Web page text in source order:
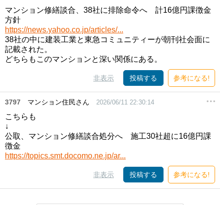
マンション修繕談合、38社に排除命令へ 計16億円課徴金
方針
https://news.yahoo.co.jp/articles/...
38社の中に建装工業と東急コミュニティーが朝刊社会面に
記載された。
どちらもこのマンションと深い関係にある。
非表示 投稿する 参考になる!
3797 マンション住民さん 2026/06/11 22:30:14
こちらも
↓
公取、マンション修繕談合処分へ 施工30社超に16億円課
徴金
https://topics.smt.docomo.ne.jp/ar...
非表示 投稿する 参考になる!